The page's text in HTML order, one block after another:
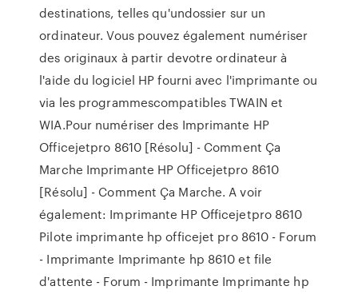
destinations, telles qu'undossier sur un
ordinateur. Vous pouvez également numériser
des originaux à partir devotre ordinateur à
l'aide du logiciel HP fourni avec l'imprimante ou
via les programmescompatibles TWAIN et
WIA.Pour numériser des Imprimante HP
Officejetpro 8610 [Résolu] - Comment Ça
Marche Imprimante HP Officejetpro 8610
[Résolu] - Comment Ça Marche. A voir
également: Imprimante HP Officejetpro 8610
Pilote imprimante hp officejet pro 8610 - Forum
- Imprimante Imprimante hp 8610 et file
d'attente - Forum - Imprimante Imprimante hp